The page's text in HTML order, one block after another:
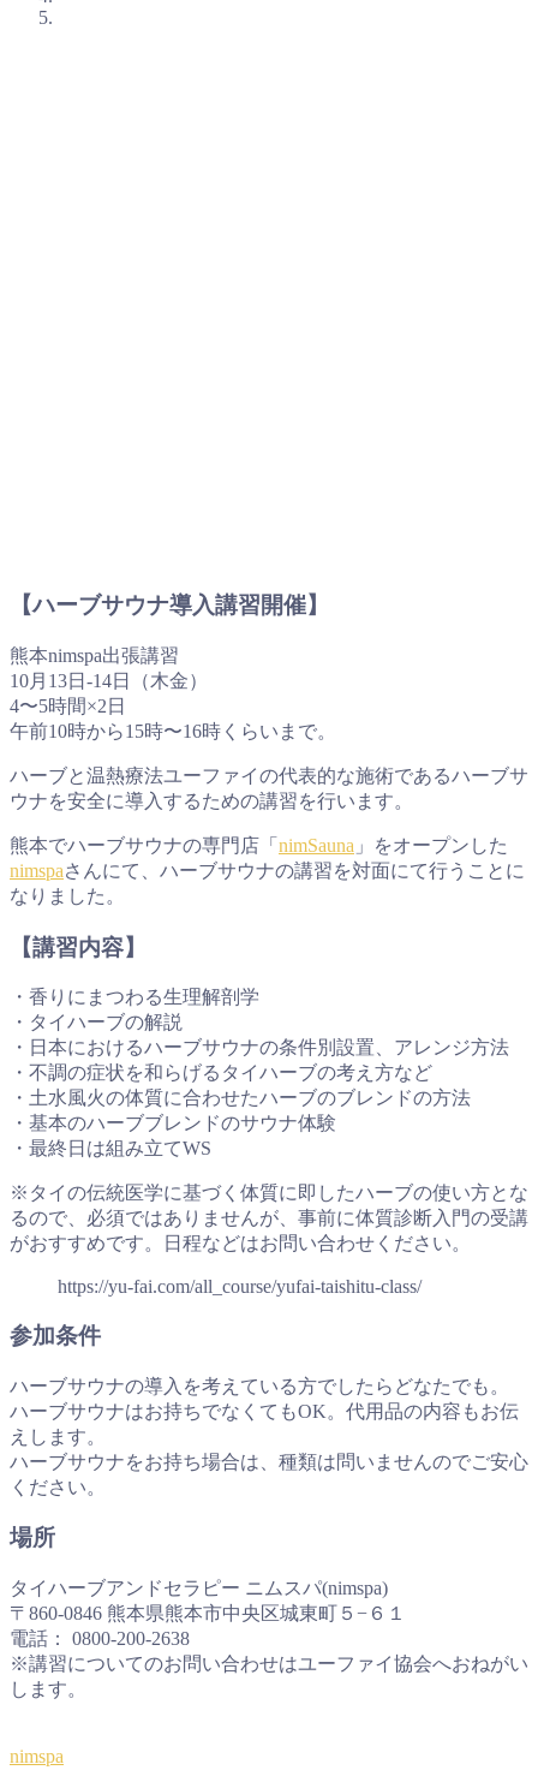
【ハーブサウナ導入講習開催】
熊本nimspa出張講習
10月13日-14日（木金）
4〜5時間×2日
午前10時から15時〜16時くらいまで。
ハーブと温熱療法ユーファイの代表的な施術であるハーブサ
ウナを安全に導入するための講習を行います。
熊本でハーブサウナの専門店「 nimSauna 」をオープンした
nimspaさんにて、ハーブサウナの講習を対面にて行うことに
なりました。
【講習内容】
・香りにまつわる生理解剖学
・タイハーブの解説
・日本におけるハーブサウナの条件別設置、アレンジ方法
・不調の症状を和らげるタイハーブの考え方など
・土水風火の体質に合わせたハーブのブレンドの方法
・基本のハーブブレンドのサウナ体験
・最終日は組み立てWS
※タイの伝統医学に基づく体質に即したハーブの使い方とな
るので、必須ではありませんが、事前に体質診断入門の受講
がおすすめです。日程などはお問い合わせください。
https://yu-fai.com/all_course/yufai-taishitu-class/
参加条件
ハーブサウナの導入を考えている方でしたらどなたでも。
ハーブサウナはお持ちでなくてもOK。代用品の内容もお伝
えします。
ハーブサウナをお持ち場合は、種類は問いませんのでご安心
ください。
場所
タイハーブアンドセラピー ニムスパ(nimspa)
〒860-0846 熊本県熊本市中央区城東町５−６１
電話： 0800-200-2638
※講習についてのお問い合わせはユーファイ協会へおねがい
します。
nimspa